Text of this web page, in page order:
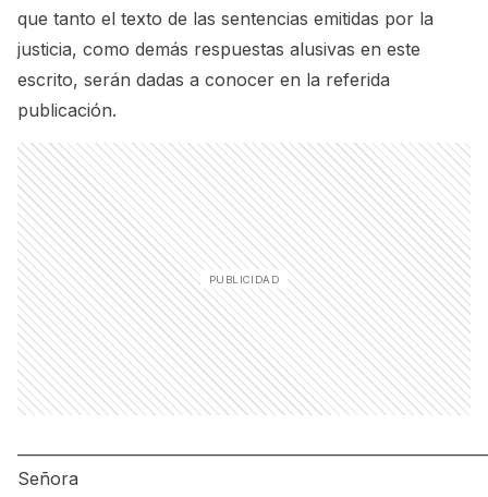
que tanto el texto de las sentencias emitidas por la
justicia, como demás respuestas alusivas en este
escrito, serán dadas a conocer en la referida
publicación.
Señora